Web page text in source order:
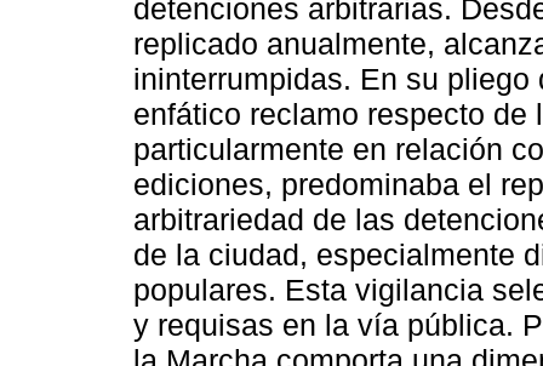
detenciones arbitrarias.
replicado anualmente,
ininterrumpidas. En su
enfático reclamo respecto
particularmente en relación
ediciones, predominaba el
arbitrariedad de las
de la ciudad, especialmente
populares. Esta vigilancia
y requisas en la vía pública.